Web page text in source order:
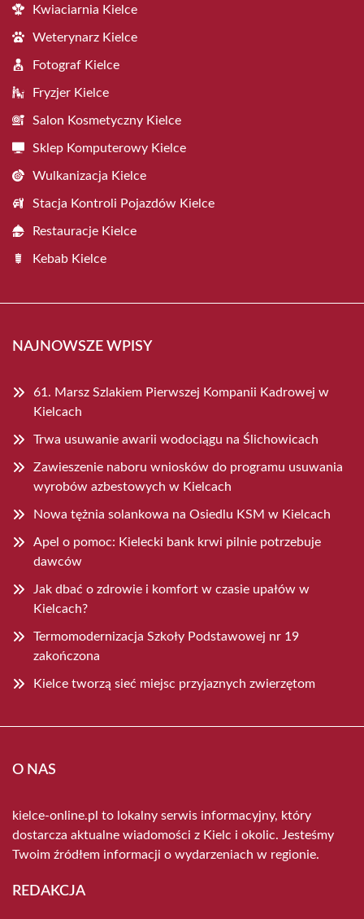
Kwiaciarnia Kielce
Weterynarz Kielce
Fotograf Kielce
Fryzjer Kielce
Salon Kosmetyczny Kielce
Sklep Komputerowy Kielce
Wulkanizacja Kielce
Stacja Kontroli Pojazdów Kielce
Restauracje Kielce
Kebab Kielce
NAJNOWSZE WPISY
61. Marsz Szlakiem Pierwszej Kompanii Kadrowej w
Kielcach
Trwa usuwanie awarii wodociągu na Ślichowicach
Zawieszenie naboru wniosków do programu usuwania
wyrobów azbestowych w Kielcach
Nowa tężnia solankowa na Osiedlu KSM w Kielcach
Apel o pomoc: Kielecki bank krwi pilnie potrzebuje
dawców
Jak dbać o zdrowie i komfort w czasie upałów w
Kielcach?
Termomodernizacja Szkoły Podstawowej nr 19
zakończona
Kielce tworzą sieć miejsc przyjaznych zwierzętom
O NAS
kielce-online.pl to lokalny serwis informacyjny, który
dostarcza aktualne wiadomości z Kielc i okolic. Jesteśmy
Twoim źródłem informacji o wydarzeniach w regionie.
REDAKCJA